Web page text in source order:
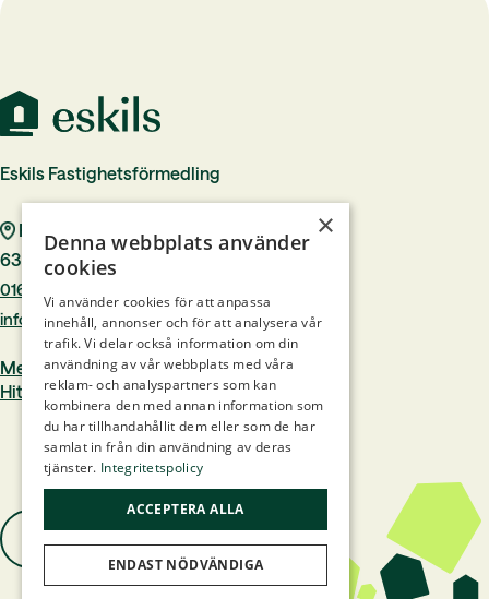
Eskils Fastighetsförmedling
Rådhustorget 7
633 40 Eskilstuna
016–244 00
info@eskilsfast.se
Medlem i Mäklarsamfundet
Hittamäklare.se
×
Denna webbplats använder
cookies
Vi använder cookies för att anpassa
innehåll, annonser och för att analysera vår
trafik. Vi delar också information om din
användning av vår webbplats med våra
reklam- och analyspartners som kan
kombinera den med annan information som
du har tillhandahållit dem eller som de har
samlat in från din användning av deras
tjänster. Integritetspolicy
ACCEPTERA ALLA
ENDAST NÖDVÄNDIGA